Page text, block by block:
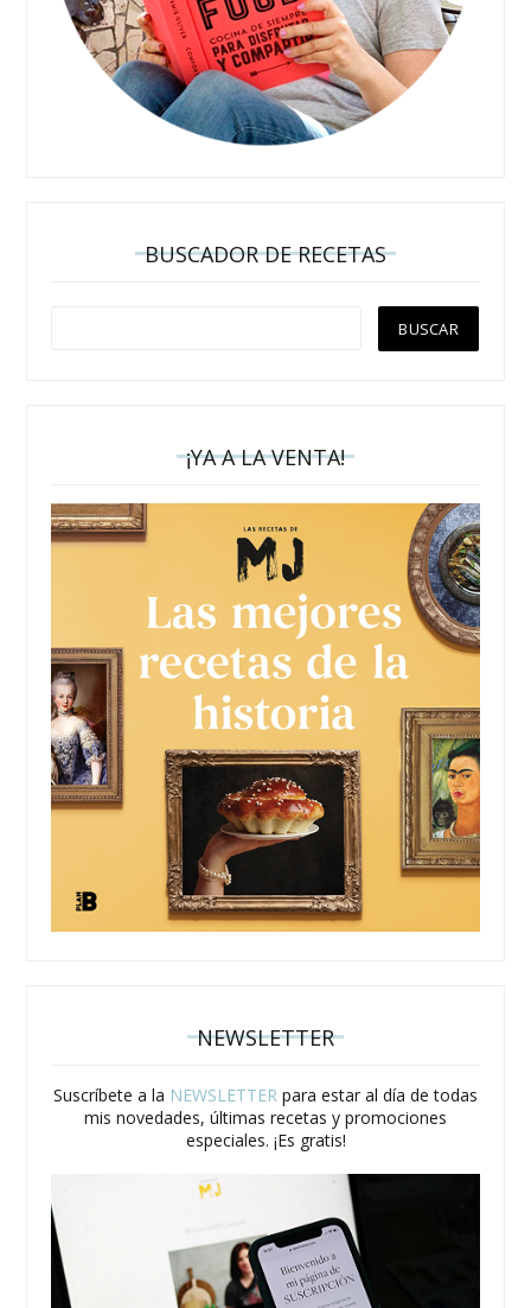
BUSCADOR DE RECETAS
¡YA A LA VENTA!
NEWSLETTER
Suscríbete a la NEWSLETTER para estar al día de todas
mis novedades, últimas recetas y promociones
especiales. ¡Es gratis!